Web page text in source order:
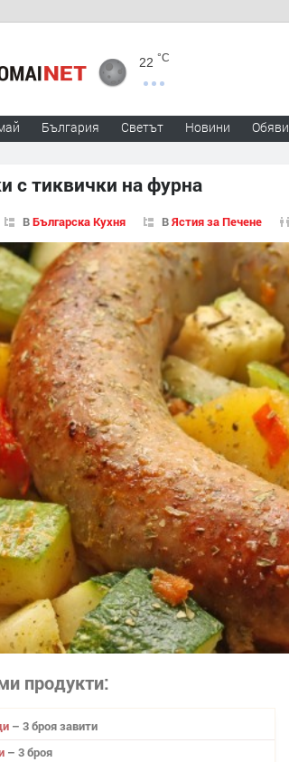
22 °C
България Светът Новини Обяви
с тиквички на фурна
ВБългарска Кухня ВЯстия за Печене
продукти
– 3 броя завити
– 3 броя